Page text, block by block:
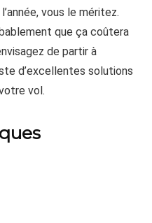
vous le méritez.
que ça coûtera
de partir à
d’excellentes solutions
vol.